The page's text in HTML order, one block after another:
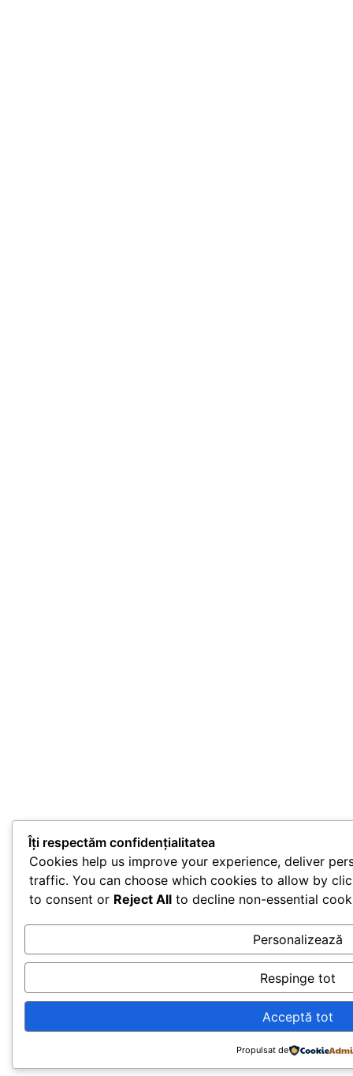
Îți respectăm confidențialitatea
Cookies help us improve your experience, deliver
traffic. You can choose which cookies to allow by
to consent or Reject All to decline non-essential
Personalizează
Respinge tot
Acceptă tot
Propulsat de